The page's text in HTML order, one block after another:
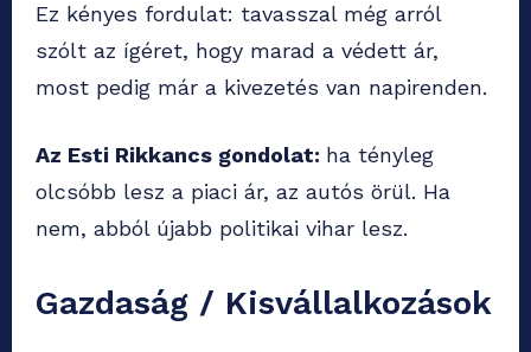
Ez kényes fordulat: tavasszal még arról
szólt az ígéret, hogy marad a védett ár,
most pedig már a kivezetés van napirenden.
Az Esti Rikkancs gondolat: ha tényleg
olcsóbb lesz a piaci ár, az autós örül. Ha
nem, abból újabb politikai vihar lesz.
Gazdaság / Kisvállalkozások